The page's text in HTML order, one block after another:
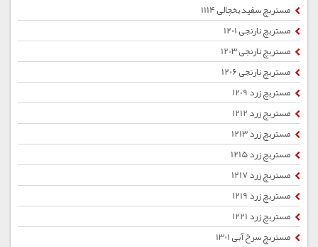
مستربچ سفید یخچالی 1114
مستربچ نارنجی 1201
مستربچ نارنجی 1203
مستربچ نارنجی 1206
مستربچ زرد 1209
مستربچ زرد 1212
مستربچ زرد 1213
مستربچ زرد 1215
مستربچ زرد 1217
مستربچ زرد 1219
مستربچ زرد 1221
مستربچ سرخ آبی 1301